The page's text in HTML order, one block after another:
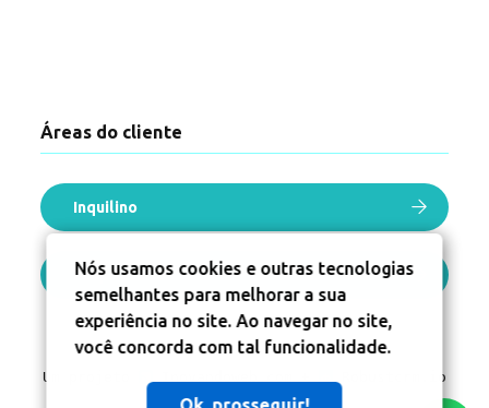
Áreas do cliente
Inquilino
Proprietário
Um projeto Robustcrm.io
Nós usamos cookies e outras tecnologias
semelhantes para melhorar a sua
experiência no site. Ao navegar no site,
você concorda com tal funcionalidade.